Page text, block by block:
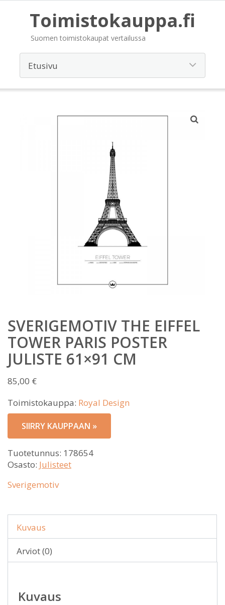
Toimistokauppa.fi
Suomen toimistokaupat vertailussa
SVERIGEMOTIV THE EIFFEL
TOWER PARIS POSTER
JULISTE 61×91 CM
85,00 €
Toimistokauppa: Royal Design
SIIRRY KAUPPAAN »
Tuotetunnus: 178654
Osasto: Julisteet
Sverigemotiv
Kuvaus
Arviot (0)
Kuvaus